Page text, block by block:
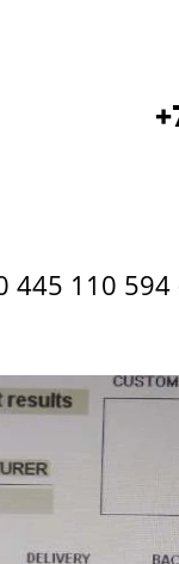
445 110 594